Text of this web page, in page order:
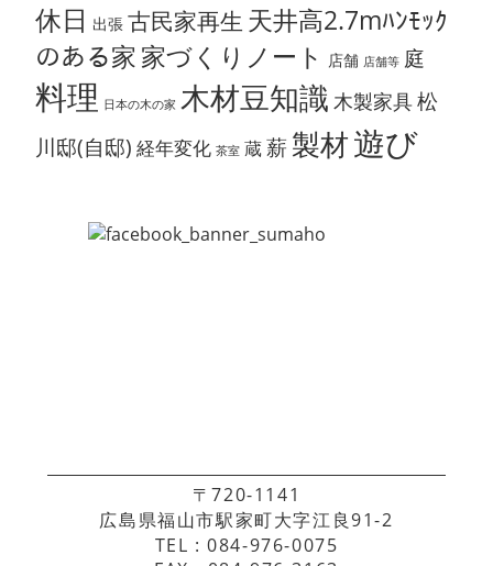
休日 出張 古民家再生 天井高2.7mﾊﾝﾓｯｸ
のある家 家づくりノート 店舗 店舗等 庭
料理 日本の木の家 木材豆知識 木製家具松
川邸(自邸) 経年変化 茶室 蔵 薪 製材遊び
〒720-1141
広島県福山市駅家町大字江良91-2
TEL : 084-976-0075